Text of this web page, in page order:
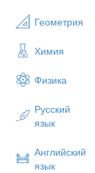
Геометрия
Химия
Физика
Русский
язык
Английский
язык